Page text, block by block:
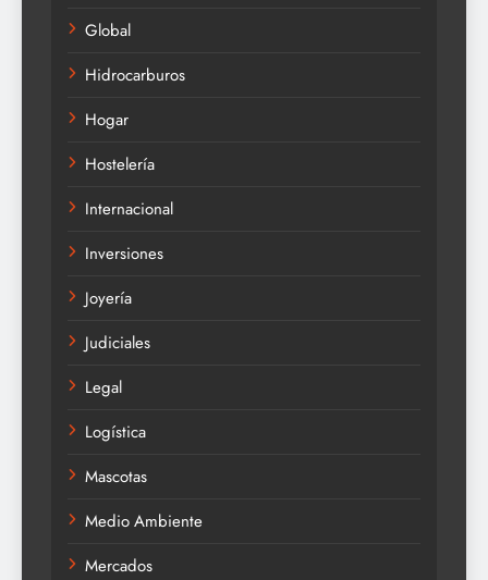
Global
Hidrocarburos
Hogar
Hostelería
Internacional
Inversiones
Joyería
Judiciales
Legal
Logística
Mascotas
Medio Ambiente
Mercados